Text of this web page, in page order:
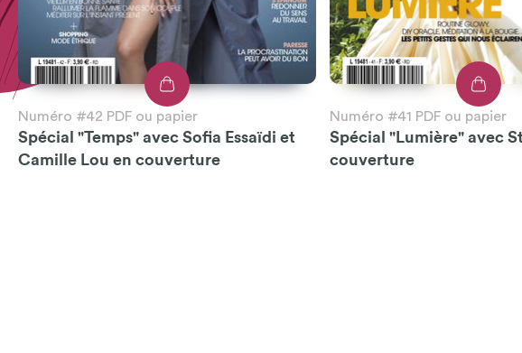
Numéro #42 PDF ou papier
Spécial "Temps" avec Sofia Essaïdi et
Camille Lou en couverture
Numéro #41 PDF ou papier
Spécial "Lumière" avec
couverture